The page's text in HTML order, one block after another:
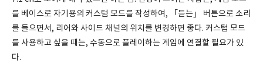
를 베이스로 자기용의 커스텀 모드를 작성하여, 「듣는」 버튼으로 소리
를 들으면서, 리어와 사이드 채널의 위치를 변경하면 좋다. 커스텀 모드
를 사용하고 싶을 때는, 수동으로 플레이하는 게임에 연결할 필요가 있
다.